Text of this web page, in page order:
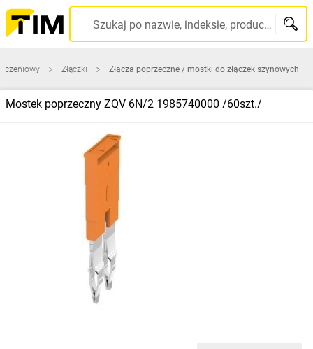
Szukaj po nazwie, indeksie, producencie, kodzie kreskowym...
Złączki Złącza poprzeczne / mostki do złączek szynowych
Mostek poprzeczny ZQV 6N/2 1985740000 /60szt./